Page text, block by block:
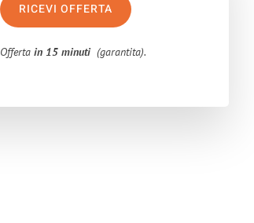
RICEVI OFFERTA
Offertain 15 minuti (garantita).